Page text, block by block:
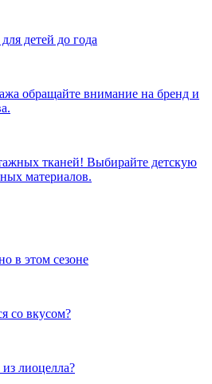
детей до года
обращайте внимание на бренд и
тканей! Выбирайте детскую
материалов.
в этом сезоне
со вкусом?
лиоцелла?